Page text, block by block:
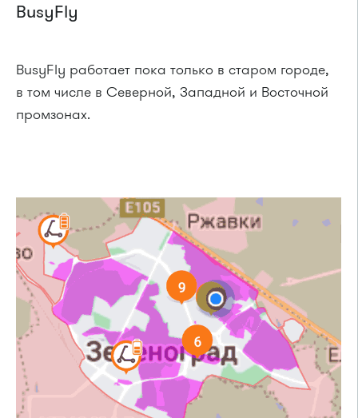
BusyFly
BusyFly работает пока только в старом городе,
в том числе в Северной, Западной и Восточной
промзонах.